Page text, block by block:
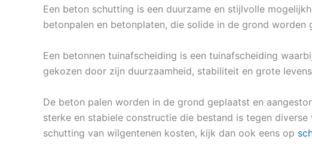
Een beton schutting is een duurzame en stijlvolle
betonpalen en betonplaten, die solide in de grond
Een betonnen tuinafscheiding is een tuinafscheiding
gekozen door zijn duurzaamheid, stabiliteit en grote
De beton palen worden in de grond geplaatst en
sterke en stabiele constructie die bestand is tegen
schutting van wilgentenen kosten, kijk dan ook eens op